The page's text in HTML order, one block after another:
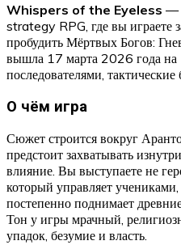
Whispers of the Eyeless —
strategy RPG, где вы играете
пробудить Мёртвых Богов:
вышла 17 марта 2026 года на
последователями,
О чём игра
Сюжет строится вокруг
предстоит захватывать
влияние. Вы выступаете не
который управляет
постепенно поднимает
Тон у игры мрачный,
упадок, безумие и власть.